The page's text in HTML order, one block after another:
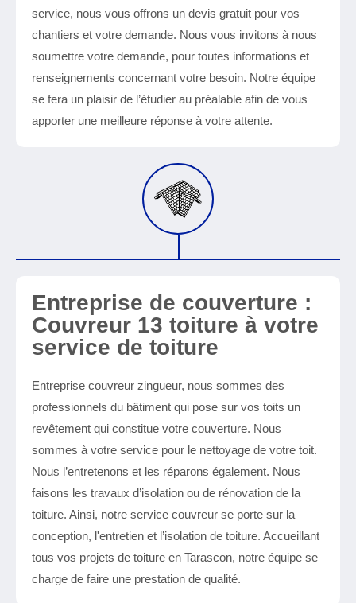
service, nous vous offrons un devis gratuit pour vos
chantiers et votre demande. Nous vous invitons à nous
soumettre votre demande, pour toutes informations et
renseignements concernant votre besoin. Notre équipe
se fera un plaisir de l’étudier au préalable afin de vous
apporter une meilleure réponse à votre attente.
Entreprise de couverture :
Couvreur 13 toiture à votre
service de toiture
Entreprise couvreur zingueur, nous sommes des
professionnels du bâtiment qui pose sur vos toits un
revêtement qui constitue votre couverture. Nous
sommes à votre service pour le nettoyage de votre toit.
Nous l’entretenons et les réparons également. Nous
faisons les travaux d’isolation ou de rénovation de la
toiture. Ainsi, notre service couvreur se porte sur la
conception, l'entretien et l’isolation de toiture. Accueillant
tous vos projets de toiture en Tarascon, notre équipe se
charge de faire une prestation de qualité.